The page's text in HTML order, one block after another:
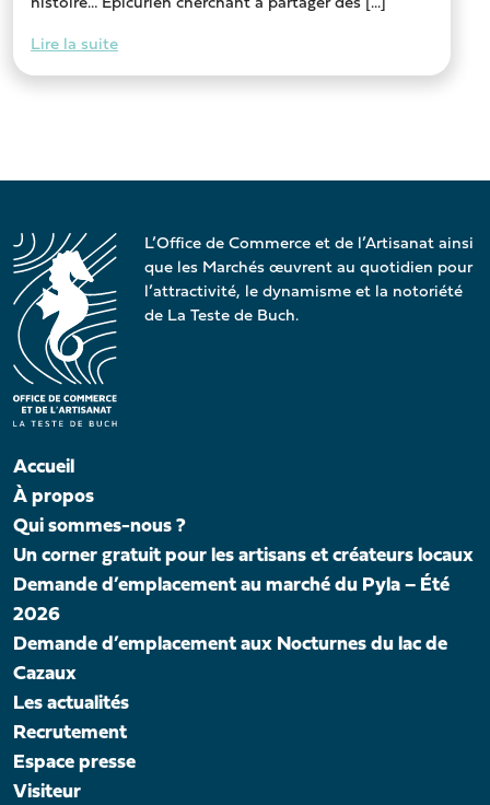
histoire… Epicurien cherchant à partager des [...]
Lire la suite
L’Office de Commerce et de l’Artisanat ainsi
que les Marchés œuvrent au quotidien pour
l’attractivité, le dynamisme et la notoriété
de La Teste de Buch.
Accueil
À propos
Qui sommes-nous ?
Un corner gratuit pour les artisans et créateurs locaux
Demande d’emplacement au marché du Pyla – Été
2026
Demande d’emplacement aux Nocturnes du lac de
Cazaux
Les actualités
Recrutement
Espace presse
Visiteur